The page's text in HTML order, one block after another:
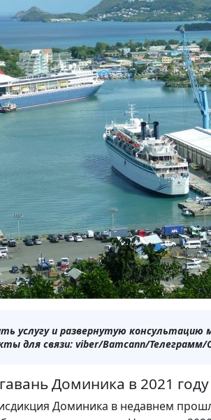
услугу и развернутую
для связи: viber/Ватсапп/Телеграмм/
Доминика в 2021 году
Доминика в недавнем